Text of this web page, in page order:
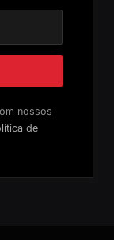
nossos
de